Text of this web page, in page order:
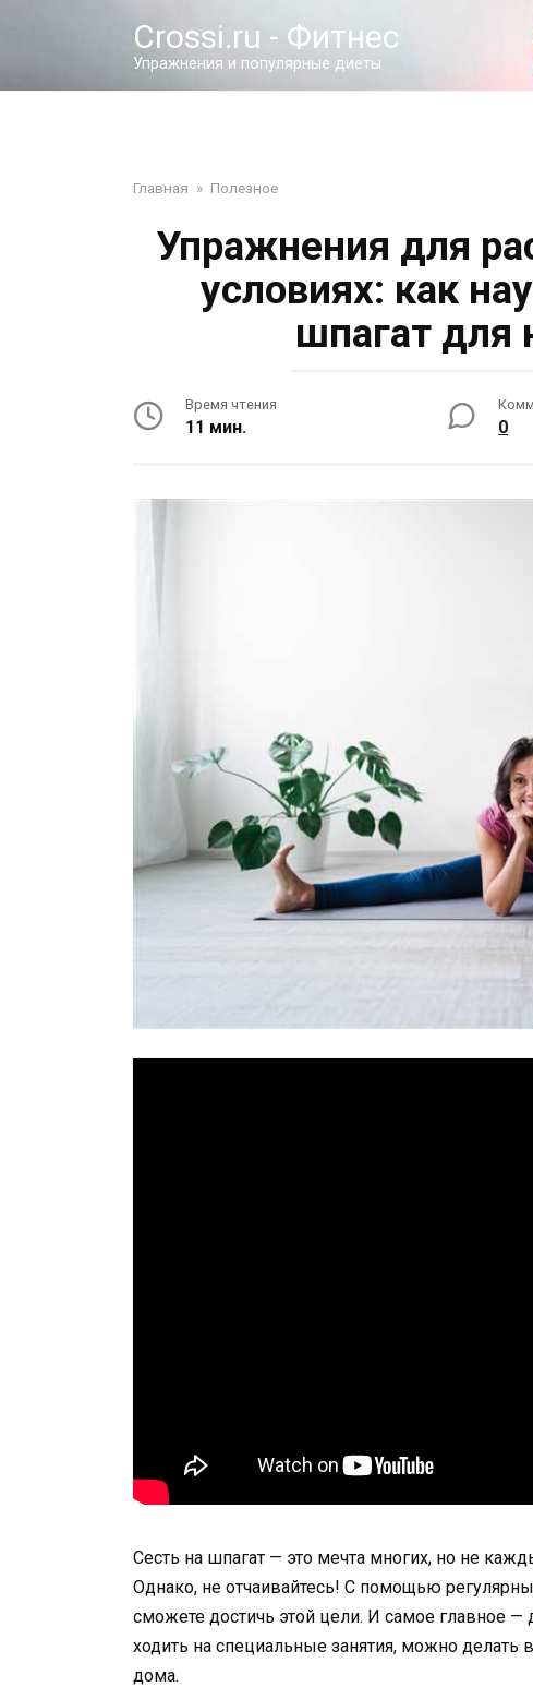
Crossi.ru - Фитнес
Упражнения и популярные диеты
Главная » Полезное
Упражнения для
условиях: как
шпагат
Время чтения
11 мин. 0
Сесть на шпагат — это мечта многих, но не
Однако, не отчаивайтесь! С помощью
сможете достичь этой цели. И самое главное
ходить на специальные занятия, можно
дома.